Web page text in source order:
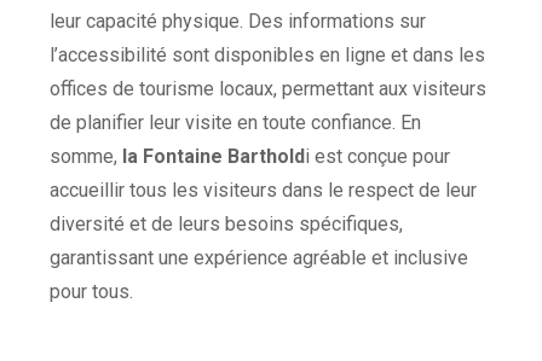
leur capacité physique. Des informations sur
l’accessibilité sont disponibles en ligne et dans les
offices de tourisme locaux, permettant aux visiteurs
de planifier leur visite en toute confiance. En
somme, la Fontaine Bartholdi est conçue pour
accueillir tous les visiteurs dans le respect de leur
diversité et de leurs besoins spécifiques,
garantissant une expérience agréable et inclusive
pour tous.